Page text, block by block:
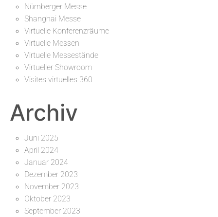
Nürnberger Messe
Shanghai Messe
Virtuelle Konferenzräume
Virtuelle Messen
Virtuelle Messestände
Virtueller Showroom
Visites virtuelles 360
Archiv
Juni 2025
April 2024
Januar 2024
Dezember 2023
November 2023
Oktober 2023
September 2023